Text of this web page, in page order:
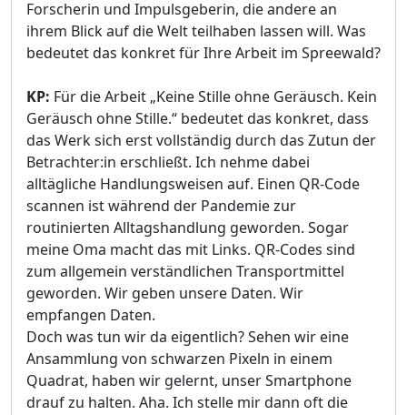
Forscherin und Impulsgeberin, die andere an
ihrem Blick auf die Welt teilhaben lassen will. Was
bedeutet das konkret für Ihre Arbeit im Spreewald?
KP: Für die Arbeit „Keine Stille ohne Geräusch. Kein
Geräusch ohne Stille.“ bedeutet das konkret, dass
das Werk sich erst vollständig durch das Zutun der
Betrachter:in erschließt. Ich nehme dabei
alltägliche Handlungsweisen auf. Einen QR-Code
scannen ist während der Pandemie zur
routinierten Alltagshandlung geworden. Sogar
meine Oma macht das mit Links. QR-Codes sind
zum allgemein verständlichen Transportmittel
geworden. Wir geben unsere Daten. Wir
empfangen Daten.
Doch was tun wir da eigentlich? Sehen wir eine
Ansammlung von schwarzen Pixeln in einem
Quadrat, haben wir gelernt, unser Smartphone
drauf zu halten. Aha. Ich stelle mir dann oft die